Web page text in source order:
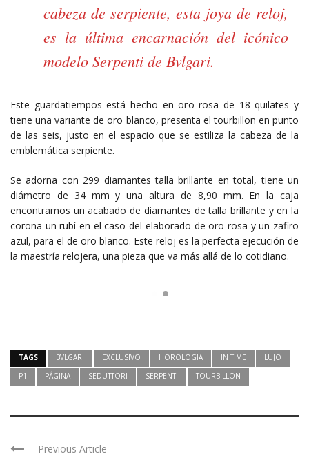
cabeza de serpiente, esta joya de reloj,
es la última encarnación del icónico
modelo Serpenti de Bvlgari.
Este guardatiempos está hecho en oro rosa de 18 quilates y
tiene una variante de oro blanco, presenta el tourbillon en punto
de las seis, justo en el espacio que se estiliza la cabeza de la
emblemática serpiente.
Se adorna con 299 diamantes talla brillante en total, tiene un
diámetro de 34 mm y una altura de 8,90 mm. En la caja
encontramos un acabado de diamantes de talla brillante y en la
corona un rubí en el caso del elaborado de oro rosa y un zafiro
azul, para el de oro blanco. Este reloj es la perfecta ejecución de
la maestría relojera, una pieza que va más allá de lo cotidiano.
TAGS BVLGARI EXCLUSIVO HOROLOGIA IN TIME
LUJO
P1
PÁGINA SEDUTTORI SERPENTI TOURBILLON
Previous Article